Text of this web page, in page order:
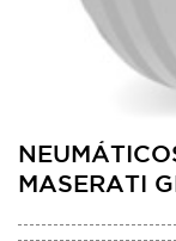
MASERATI